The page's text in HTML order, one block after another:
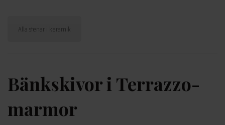
Alla stenar i keramik
Bänkskivor i Terrazzo-
marmor